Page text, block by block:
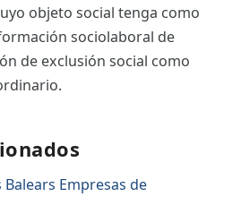
objeto social tenga como
sociolaboral de
de exclusión social como
Empresas de